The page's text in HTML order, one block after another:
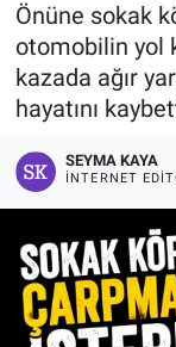
Önüne sokak
otomobilin yol
kazada ağır
hayatını
SEYMA KAYA
İNTERNET
Kilimli
Asayiş
Süper Lig
Tüm